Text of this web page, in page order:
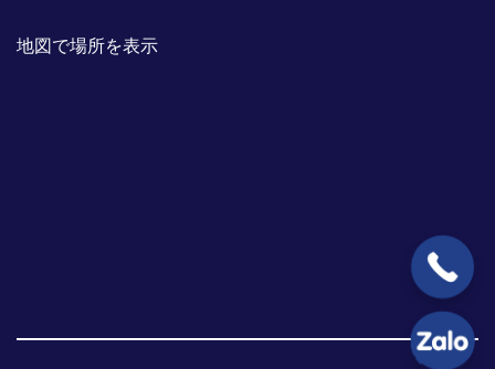
地図で場所を表示